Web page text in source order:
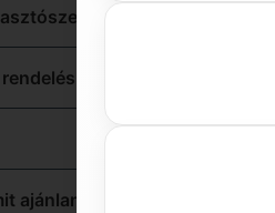
rendelés esetén?
előtt?
ajánlanak helyette?